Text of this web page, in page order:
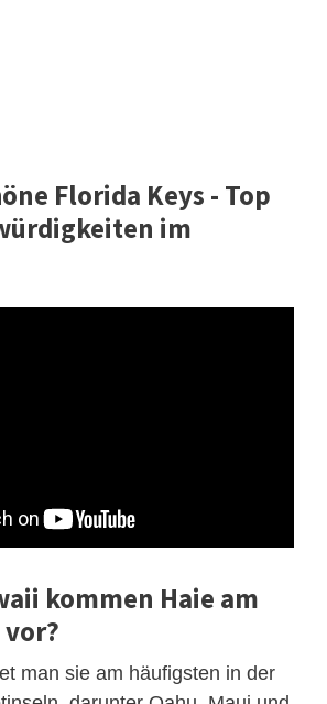
Florida Keys - Top
im
kommen Haie am
man sie am häufigsten in der